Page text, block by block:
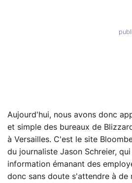
Aujourd'hui, nous avons donc
et simple des bureaux de
à Versailles. C'est le site
du journaliste Jason Schreier,
information émanant des
donc sans doute s'attendre à de